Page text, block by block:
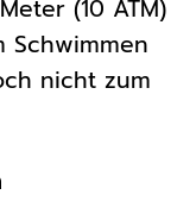
(10 ATM)
Schwimmen
nicht zum